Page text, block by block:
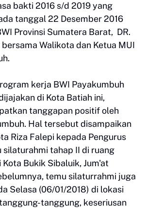
bakti 2016 s/d 2019 yang
tanggal 22 Desember 2016
Provinsi Sumatera Barat, DR.
Walikota dan Ketua MUI
kerja BWI Payakumbuh
di Kota Batiah ini,
tanggapan positif oleh
Hal tersebut disampaikan
Riza Falepi kepada Pengurus
silaturahmi tahap II di ruang
Bukik Sibaluik, Jum'at
temu silaturrahmi juga
Selasa (06/01/2018) di lokasi
tanggung, keseriusan